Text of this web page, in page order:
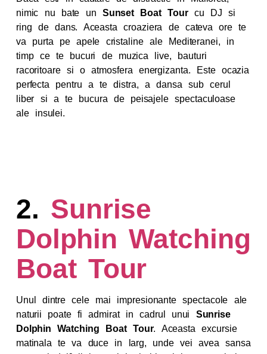
nimic nu bate un Sunset Boat Tourcu DJ si
ring de dans. Aceasta croaziera de cateva ore te
va purta pe apele cristaline ale Mediteranei, in
timp ce te bucuri de muzica live, bauturi
racoritoare si o atmosfera energizanta. Este ocazia
perfecta pentru a te distra, a dansa sub cerul
liber si a te bucura de peisajele spectaculoase
ale insulei.
2. Sunrise
Dolphin Watching
Boat Tour
Unul dintre cele mai impresionante spectacole ale
naturii poate fi admirat in cadrul unui Sunrise
Dolphin Watching Boat Tour. Aceasta excursie
matinala te va duce in larg, unde vei avea sansa